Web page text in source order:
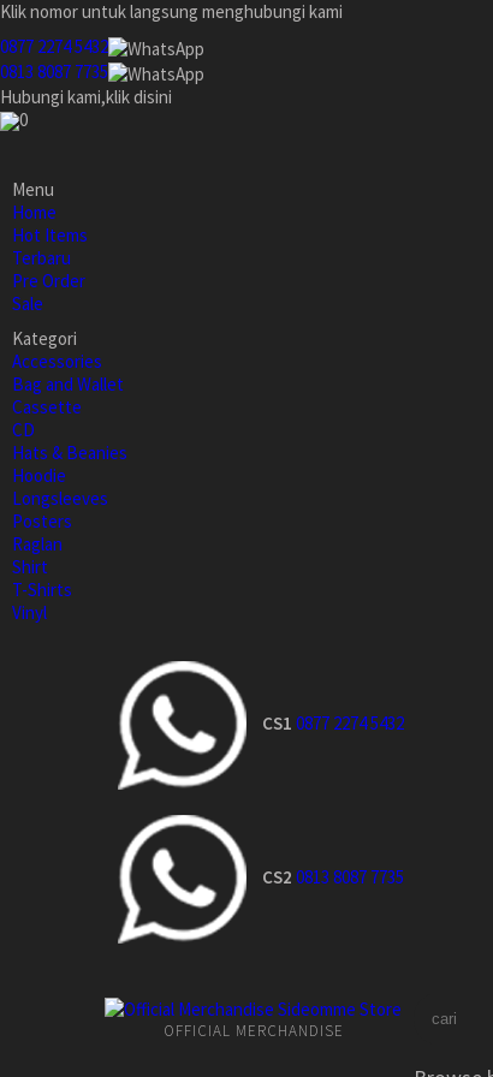
Klik nomor untuk langsung menghubungi kami
0877 2274 5432
0813 8087 7735
Hubungi kami,klik disini
0
Menu
Home
Hot Items
Terbaru
Pre Order
Sale
Kategori
Accessories
Bag and Wallet
Cassette
CD
Hats & Beanies
Hoodie
Longsleeves
Posters
Raglan
Shirt
T-Shirts
Vinyl
CS1 0877 2274 5432
CS2 0813 8087 7735
OFFICIAL MERCHANDISE